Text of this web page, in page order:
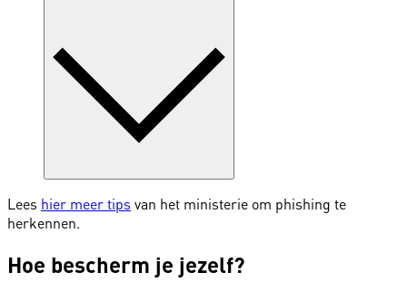
Lees hier meer tips van het ministerie om phishing te
herkennen.
Hoe bescherm je jezelf?